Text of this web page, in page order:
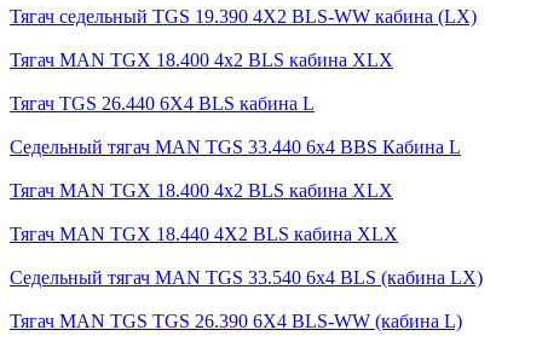
Тягач седельный TGS 19.390 4X2 BLS-WW кабина (LX)
Тягач MAN TGX 18.400 4x2 BLS кабина XLX
Тягач TGS 26.440 6X4 BLS кабина L
Седельный тягач MAN TGS 33.440 6x4 BBS Кабина L
Тягач MAN TGX 18.400 4x2 BLS кабина XLX
Тягач MAN TGX 18.440 4X2 BLS кабина XLX
Седельный тягач MAN TGS 33.540 6x4 BLS (кабина LX)
Тягач MAN TGS TGS 26.390 6X4 BLS-WW (кабина L)